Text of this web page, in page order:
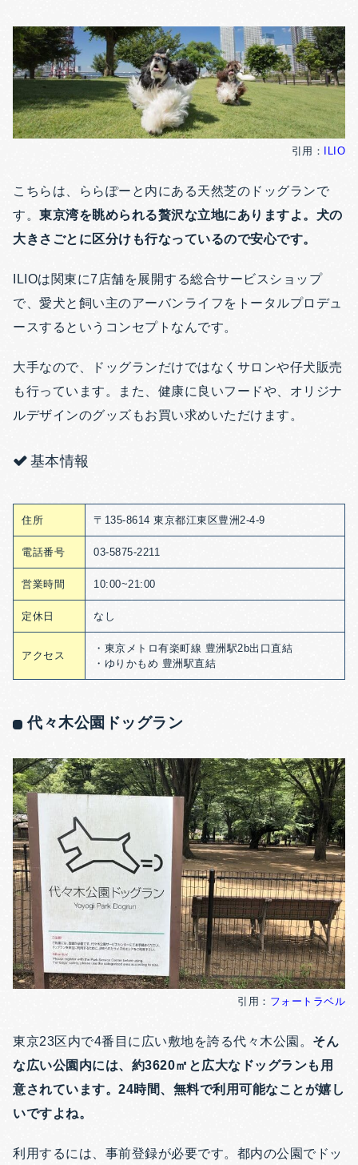
引用： ILIO
こちらは、ららぽーと内にある天然芝のドッグランで
す。 東京湾を眺められる贅沢な立地にありますよ。犬の
大きさごとに区分けも行なっているので安心です。
ILIOは関東に7店舗を展開する総合サービスショップ
で、愛犬と飼い主のアーバンライフをトータルプロデュ
ースするというコンセプトなんです。
大手なので、ドッグランだけではなくサロンや仔犬販売
も行っています。また、健康に良いフードや、オリジナ
ルデザインのグッズもお買い求めいただけます。
基本情報
住所 〒135-8614 東京都江東区豊洲2-4-9
電話番号 03-5875-2211
営業時間 10:00~21:00
定休日 なし
アクセス
・東京メトロ有楽町線 豊洲駅2b出口直結
・ゆりかもめ 豊洲駅直結
代々木公園ドッグラン
引用： フォートラベル
東京23区内で4番目に広い敷地を誇る代々木公園。 そん
な広い公園内には、約3620㎡と広大なドッグランも用
意されています。24時間、無料で利用可能なことが嬉し
いですよね。
利用するには、事前登録が必要です。都内の公園でドッ